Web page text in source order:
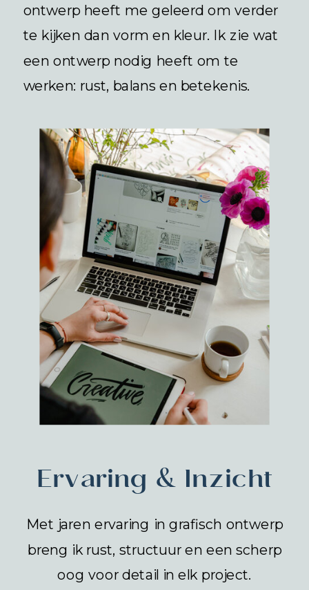
ontwerp heeft me geleerd om verder
te kijken dan vorm en kleur. Ik zie wat
een ontwerp nodig heeft om te
werken: rust, balans en betekenis.
Ervaring & Inzicht
Met jaren ervaring in grafisch ontwerp
breng ik rust, structuur en een scherp
oog voor detail in elk project.